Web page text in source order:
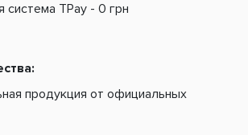
по Украине:
Укрпочты
из Европы:
-
система TPay - 0 грн
счет -
продукция от официальных